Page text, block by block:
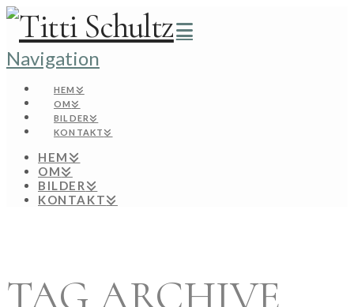
Navigation
HEM
OM
BILDER
KONTAKT
HEM
OM
BILDER
KONTAKT
TAG ARCHIVE